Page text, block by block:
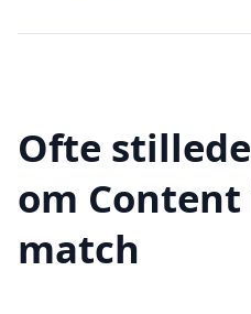
Ofte
om
match